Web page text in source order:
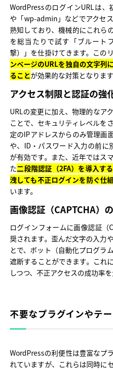
WordPressのログインURLは
や「wp-admin」などでアクセ
熟知しており、機械的にこれら
を総当たりで試す「ブルート
撃）」を仕掛けてきます。この
ンページのURLを独自の文字列
ることが効果的な対策となります
アクセス制限と認証の強
URLの変更に加え、物理的なア
ことで、セキュリティレベルを
定のIPアドレスからのみ管理画
や、ID・パスワード入力の前に
が有効です。また、近年ではス
た二段階認証（2FA）を導入す
洩しても不正ログインを防ぐ仕
います。
画像認証（CAPTCHA）
ログインフォームに画像認証（
奨されます。歪んだ文字の入力
とで、ボット（自動化プログラ
遮断することができます。これ
しつつ、不正アクセスの成功率
不要なプラグインやテ
WordPressの利便性は豊富なプ
れていますが、これらは同時に